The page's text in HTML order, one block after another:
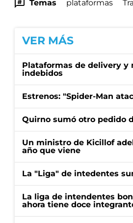
Temas plataformas
VER MÁS
Plataformas de delivery y
indebidos
Estrenos: "Spider-Man
Quirno sumó otro pedido
Un ministro de Kicillof
año que viene
La "Liga" de intedentes
La liga de intendentes
ahora tiene doce